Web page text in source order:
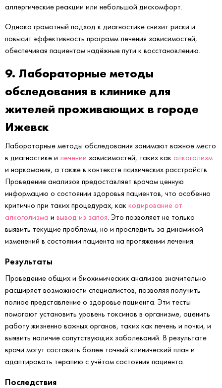
аллергические реакции или небольшой дискомфорт.
Однако грамотный подход к диагностике снизит риски и
повысит эффективность программ лечения зависимостей,
обеспечивая пациентам надёжные пути к восстановлению.
9. Лабораторные методы
обследования в клинике для
жителей проживающих в городе
Ижевск
Лабораторные методы обследования занимают важное место
в диагностике и лечении зависимостей, таких как алкоголизм
и наркомания, а также в контексте психических расстройств.
Проведение анализов предоставляет врачам ценную
информацию о состоянии здоровья пациентов, что особенно
критично при таких процедурах, как кодирование от
алкоголизма и вывод из запоя. Это позволяет не только
выявить текущие проблемы, но и проследить за динамикой
изменений в состоянии пациента на протяжении лечения.
Результаты
Проведение общих и биохимических анализов значительно
расширяет возможности специалистов, позволяя получить
полное представление о здоровье пациента. Эти тесты
помогают установить уровень токсинов в организме, оценить
работу жизненно важных органов, таких как печень и почки, и
выявить наличие сопутствующих заболеваний. В результате
врачи могут составить более точный клинический план и
адаптировать терапию с учётом состояния пациента.
Последствия